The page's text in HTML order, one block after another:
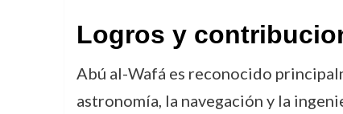
Logros y
Abú al-Wafá es reconocido
astronomía, la navegación y la